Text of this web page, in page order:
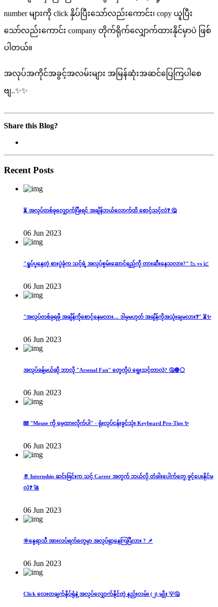
number များကို click နှိပ်ပြီးသော်လည်းကောင်း၊ copy ယူပြီး
သော်လည်းကောင်း company တိုက်ရိုက်လျှောက်ထားနိုင်မှာပဲ ဖြစ်
ပါတယ်။
အလုပ်အကိုင်အခွင့်အလမ်းများ အမြန်ဆုံးအဆင်ပြေကြပါစေ
ဗျ..✨✨
Share this Blog?
Recent Posts
⏳ အလုပ်တစ်ခုလျှောက်ပြီးရင် အချိန်ဘယ်လောက်ထိ စောင့်သင့်လဲ❓ 🤔
06 Jun 2023
"ရှုပ်ပွနေတဲ့ စားပွဲခုံက သင့်ရဲ့ အလုပ်စွမ်းဆောင်ရည်ကို တားဆီးနေသလား?" 📉 vs 📈
06 Jun 2023
"အလုပ်တစ်ခုရဖို အချိန်ကိုစောင့်နေမလား… ဒါမှမဟုတ် အချိန်ကိုအသုံးချမလား❓" ⏳✨
06 Jun 2023
အလုပ်ခန့်မယ်ဆို ဘာလို "Arsenal Fan" တွေကိုပဲ ရွေးသင့်တာလဲ? 🤔🔴⚪️
06 Jun 2023
⌨️ "Mouse ကို မေ့ထားလိုက်ပါ" - ရုံးလုပ်ငန်းခွင်သုံး Keyboard Pro-Tips ✨
06 Jun 2023
🚪 Internship ဆင်းခြင်းက သင့် Career အတွက် ဘယ်လို တံခါးပေါက်တွေ ဖွင့်ပေးနိုင်မ
လဲ❓ 🚀
06 Jun 2023
🌞နွေရာသီ အားလပ်ရက်တွေမှာ အလုပ်ရှာနေကြပြီလား ? 📌
06 Jun 2023
Click လေးတချက်နှိပ်ရုံနဲ့ အလုပ်လျှောက်နိုင်တဲ့ နည်းလမ်း (၂) မျိုး 💡🤔